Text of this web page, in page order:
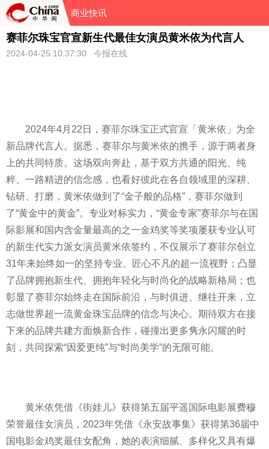
商业快讯
赛菲尔珠宝官宣新生代最佳女演员黄米依为代言人
2024-04-25 10:37:30 今报在线
2024年4月22日，赛菲尔珠宝正式官宣「黄米依」为全
新品牌代言人。据悉，赛菲尔与黄米依的携手，源于两者身
上的共同特质。这场双向奔赴，基于双方共通的阳光、纯
粹、一路精进的信念感，也看好彼此在各自领域里的深耕、
钻研、打磨，黄米依做到了“金子般的品格”，赛菲尔做到
了“黄金中的黄金”。专业对标实力，“黄金专家”赛菲尔与在国
际影展和国内含金量最高的之一金鸡奖等奖项屡获专业认可
的新生代实力派女演员黄米依签约，不仅展示了赛菲尔创立
31年来始终如一的坚持专业、匠心不凡的超一流视野；凸显
了品牌拥抱新生代、拥抱年轻化与时尚化的战略新格局；也
彰显了赛菲尔始终走在国际前沿，与时俱进、继往开来，立
志做世界超一流黄金珠宝品牌的信念与决心。期待双方在接
下来的品牌共建方面焕新合作，碰撞出更多隽永闪耀的时
刻，共同探索“因爱更纯”与“时尚美学”的无限可能。
黄米依凭借《街娃儿》获得第五届平遥国际电影展费穆
荣誉最佳女演员，2023年凭借《永安故事集》获得第36届中
国电影金鸡奖最佳女配角，她的表演细腻、多样化又具有爆